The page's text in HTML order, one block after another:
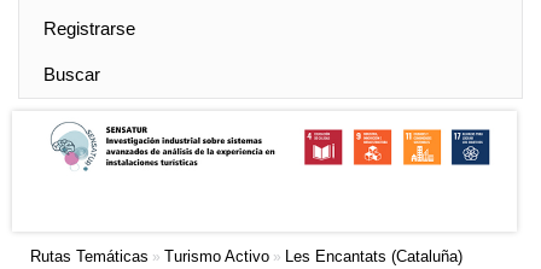
Registrarse
Buscar
Rutas Temáticas » Turismo Activo » Les Encantats (Cataluña)